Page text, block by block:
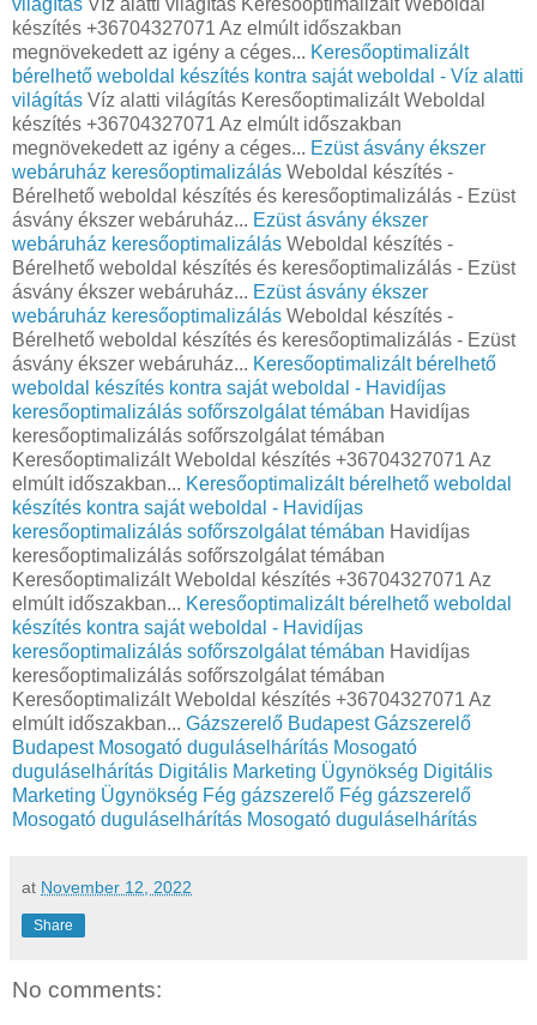
készítés +36704327071 Az elmúlt időszakban
megnövekedett az igény a céges... Keresőoptimalizált
bérelhető weboldal készítés kontra saját weboldal - Víz alatti
világítás Víz alatti világítás Keresőoptimalizált Weboldal
készítés +36704327071 Az elmúlt időszakban
megnövekedett az igény a céges... Ezüst ásvány ékszer
webáruház keresőoptimalizálás Weboldal készítés -
Bérelhető weboldal készítés és keresőoptimalizálás - Ezüst
ásvány ékszer webáruház... Ezüst ásvány ékszer
webáruház keresőoptimalizálás Weboldal készítés -
Bérelhető weboldal készítés és keresőoptimalizálás - Ezüst
ásvány ékszer webáruház... Ezüst ásvány ékszer
webáruház keresőoptimalizálás Weboldal készítés -
Bérelhető weboldal készítés és keresőoptimalizálás - Ezüst
ásvány ékszer webáruház... Keresőoptimalizált bérelhető
weboldal készítés kontra saját weboldal - Havidíjas
keresőoptimalizálás sofőrszolgálat témában Havidíjas
keresőoptimalizálás sofőrszolgálat témában
Keresőoptimalizált Weboldal készítés +36704327071 Az
elmúlt időszakban... Keresőoptimalizált bérelhető weboldal
készítés kontra saját weboldal - Havidíjas
keresőoptimalizálás sofőrszolgálat témában Havidíjas
keresőoptimalizálás sofőrszolgálat témában
Keresőoptimalizált Weboldal készítés +36704327071 Az
elmúlt időszakban... Keresőoptimalizált bérelhető weboldal
készítés kontra saját weboldal - Havidíjas
keresőoptimalizálás sofőrszolgálat témában Havidíjas
keresőoptimalizálás sofőrszolgálat témában
Keresőoptimalizált Weboldal készítés +36704327071 Az
elmúlt időszakban... Gázszerelő Budapest Gázszerelő
Budapest Mosogató duguláselhárítás Mosogató
duguláselhárítás Digitális Marketing Ügynökség Digitális
Marketing Ügynökség Fég gázszerelő Fég gázszerelő
Mosogató duguláselhárítás Mosogató duguláselhárítás
at November 12, 2022
Share
No comments: